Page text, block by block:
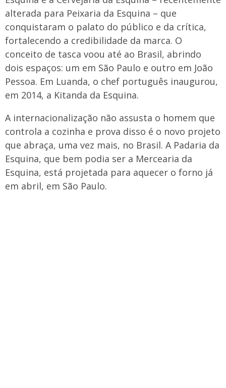
alterada para Peixaria da Esquina – que
conquistaram o palato do público e da crítica,
fortalecendo a credibilidade da marca. O
conceito de tasca voou até ao Brasil, abrindo
dois espaços: um em São Paulo e outro em João
Pessoa. Em Luanda, o chef português inaugurou,
em 2014, a Kitanda da Esquina.
A internacionalização não assusta o homem que
controla a cozinha e prova disso é o novo projeto
que abraça, uma vez mais, no Brasil. A Padaria da
Esquina, que bem podia ser a Mercearia da
Esquina, está projetada para aquecer o forno já
em abril, em São Paulo.